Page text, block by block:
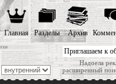
Приглашаем к
Надоела
расширенный
Главная Разделы Архив